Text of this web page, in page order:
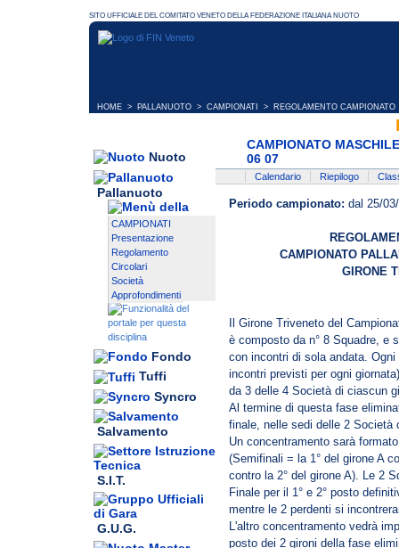
HOME > PALLANUOTO > CAMPIONATI > REGOLAMENTO CAMPIONATO
Nuoto
Pallanuoto
CAMPIONATI
Presentazione
Regolamento
Circolari
Società
Approfondimenti
Fondo
Tuffi
Syncro
Salvamento
S.I.T.
G.U.G.
CAMPIONATO
06 07
Calendario Riepilogo
Periodo campionato: dal 25/
CAMPIONATO
GIRONE
Il Girone Triveneto del
è composto da n° 8 Squadre, e
con incontri di sola andata.
incontri previsti per ogni
da 3 delle 4 Società di ciascun
Al termine di questa fase
finale, nelle sedi delle 2 Società
Un concentramento sarà
(Semifinali = la 1° del girone A
contro la 2° del girone A). Le 2
Finale per il 1° e 2° posto
mentre le 2 perdenti si
L'altro concentramento vedrà
posto dei 2 gironi della fase